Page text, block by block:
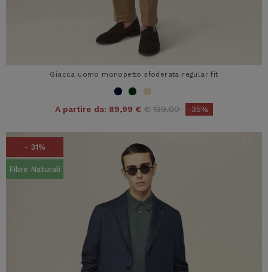
Giacca uomo monopetto sfoderata regular fit
A partire da: 89,99 € Price reduced from
€ 139,00to-35%
- 31%
Fibre Naturali